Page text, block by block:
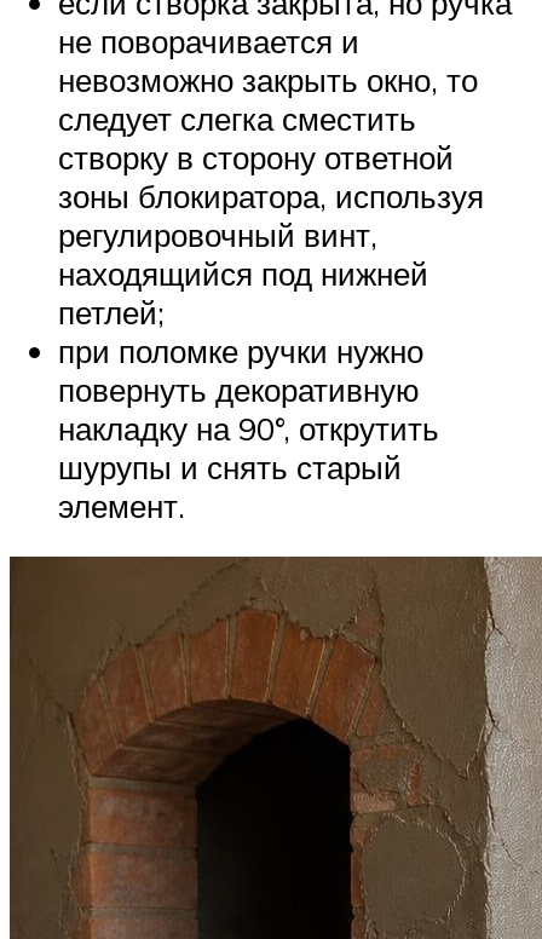
не поворачивается и
невозможно закрыть окно, то
следует слегка сместить
створку в сторону ответной
зоны блокиратора, используя
регулировочный винт,
находящийся под нижней
петлей;
при поломке ручки нужно
повернуть декоративную
накладку на 90°, открутить
шурупы и снять старый
элемент.